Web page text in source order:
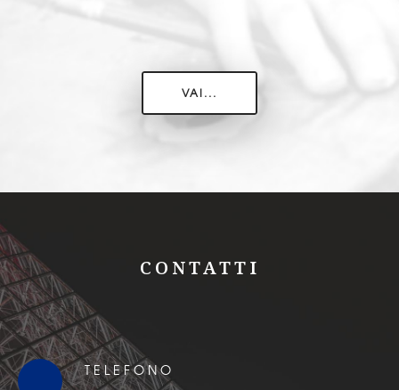
VAI...
CONTATTI
TELEFONO